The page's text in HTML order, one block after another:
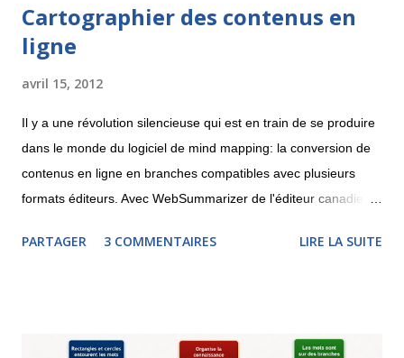
Cartographier des contenus en
ligne
avril 15, 2012
Il y a une révolution silencieuse qui est en train de se produire
dans le monde du logiciel de mind mapping: la conversion de
contenus en ligne en branches compatibles avec plusieurs
formats éditeurs. Avec WebSummarizer de l'éditeur canadien
Wikipedia ou d'indiquer l'adresse d'une page Web afin de
concepts les plus importants et y rattache des parties du
PARTAGER 3 COMMENTAIRES LIRE LA SUITE